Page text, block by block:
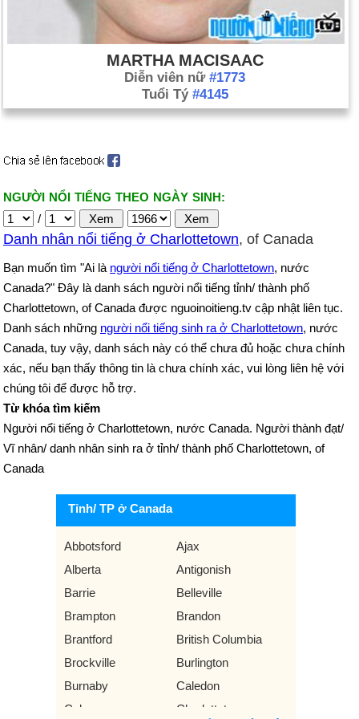
MARTHA MACISAAC
Diễn viên nữ #1773
Tuổi Tý #4145
NGƯỜI NỔI TIẾNG THEO NGÀY SINH:
/
Danh nhân nổi tiếng ở Charlottetown, of Canada
Bạn muốn tìm "Ai là người nổi tiếng ở Charlottetown, nước
Canada?" Đây là danh sách người nổi tiếng tỉnh/ thành phố
Charlottetown, of Canada được nguoinoitieng.tv cập nhật liên tục.
Danh sách những người nổi tiếng sinh ra ở Charlottetown, nước
Canada, tuy vậy, danh sách này có thể chưa đủ hoặc chưa chính
xác, nếu bạn thấy thông tin là chưa chính xác, vui lòng liên hệ với
chúng tôi để được hỗ trợ.
Từ khóa tìm kiếm
Người nổi tiếng ở Charlottetown, nước Canada. Người thành đạt/
Vĩ nhân/ danh nhân sinh ra ở tỉnh/ thành phố Charlottetown, of
Canada
Tỉnh/ TP ở Canada
Abbotsford
Ajax
Alberta
Antigonish
Barrie
Belleville
Brampton
Brandon
Brantford
British Columbia
Brockville
Burlington
Burnaby
Caledon
Calgary
Charlottetown